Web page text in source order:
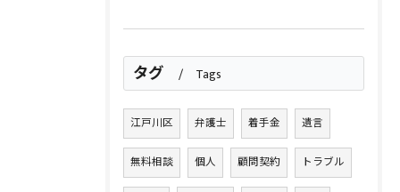
タグ Tags
江戸川区 弁護士 着手金 遺言
無料相談 個人 顧問契約 トラブル